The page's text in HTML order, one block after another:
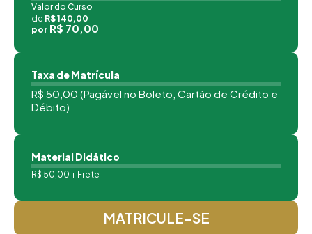
Valor do Curso
de R$ 140,00
por R$ 70,00
Taxa de Matrícula
R$ 50,00 (Pagável no Boleto, Cartão de Crédito e
Débito)
Material Didático
R$ 50,00 + Frete
MATRICULE-SE